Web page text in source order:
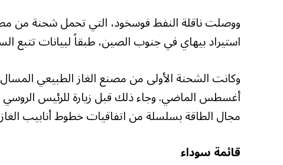
استيراد بيهاي في جنوب الصين، طبقاً لبيانات تتبع
أغسطس الماضي. وجاء ذلك قبل زيارة للرئيس الروسي
مجال الطاقة بسلسلة من اتفاقيات خطوط أنابيب
قائمة سوداء